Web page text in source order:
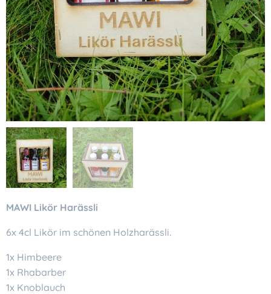
MAWI Likör Harässli
6x 4cl Likör im schönen Holzharässli.
1x Himbeere
1x Rhabarber
1x Knoblauch